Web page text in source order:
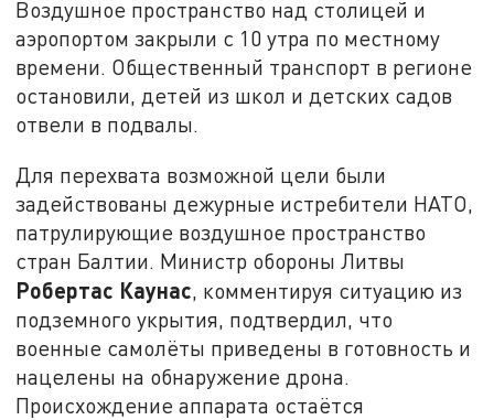
Воздушное пространство над столицей и
аэропортом закрыли с 10 утра по местному
времени. Общественный транспорт в регионе
остановили, детей из школ и детских садов
отвели в подвалы.
Для перехвата возможной цели были
задействованы дежурные истребители НАТО,
патрулирующие воздушное пространство
стран Балтии. Министр обороны Литвы
Робертас Каунас, комментируя ситуацию из
подземного укрытия, подтвердил, что
военные самолёты приведены в готовность и
нацелены на обнаружение дрона.
Происхождение аппарата остаётся